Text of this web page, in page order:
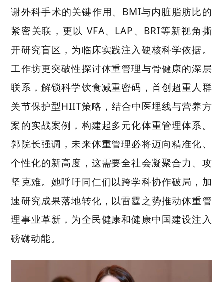
谢外科手术的关键作用、BMI与内脏脂肪比的
紧密关联，更以 VFA、LAP、BRI等新视角撕
开研究盲区，为临床实践注入硬核科学依据。
工作坊更突破性探讨体重管理与骨健康的深层
联系，解锁科学饮食减重密码，首创超重人群
关节保护型HIIT策略，结合中医埋线与营养方
案的实战案例，构建起多元化体重管理体系。
郭院长强调，未来体重管理必将迈向精准化、
个性化的新高度，这需要全社会凝聚合力、攻
坚克难。她呼吁同仁们以跨学科协作破局，加
速研究成果落地转化，以雷霆之势推动体重管
理事业革新，为全民健康和健康中国建设注入
磅礴动能。